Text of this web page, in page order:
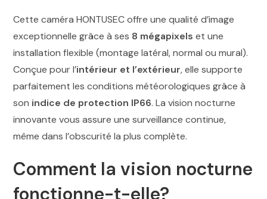
Cette caméra HONTUSEC offre une qualité d’image
exceptionnelle grâce à ses 8 mégapixels et une
installation flexible (montage latéral, normal ou mural).
Conçue pour l’intérieur et l’extérieur, elle supporte
parfaitement les conditions météorologiques grâce à
son indice de protection IP66. La vision nocturne
innovante vous assure une surveillance continue,
même dans l’obscurité la plus complète.
Comment la vision nocturne
fonctionne-t-elle?